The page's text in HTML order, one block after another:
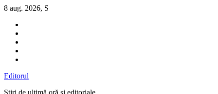
Sari
conținut
8 aug. 2026, S
Editorul
Știri de ultimă oră și editoriale